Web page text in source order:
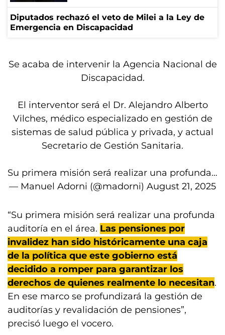
Diputados rechazó el veto de Milei a la Ley de
Emergencia en Discapacidad
Se acaba de intervenir la Agencia Nacional de
Discapacidad.
El interventor será el Dr. Alejandro Alberto
Vilches, médico especializado en gestión de
sistemas de salud pública y privada, y actual
Secretario de Gestión Sanitaria.
Su primera misión será realizar una profunda…
— Manuel Adorni (@madorni) August 21, 2025
“Su primera misión será realizar una profunda
auditoría en el área. Las pensiones por
invalidez han sido históricamente una caja
de la política que este gobierno está
decidido a romper para garantizar los
derechos de quienes realmente lo necesitan.
En ese marco se profundizará la gestión de
auditorías y revalidación de pensiones”,
precisó luego el vocero.